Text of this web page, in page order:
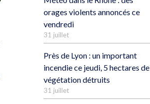
orages violents annoncés ce
vendredi
31 juillet
Près de Lyon : un important
incendie ce jeudi, 5 hectares de
végétation détruits
31 juillet